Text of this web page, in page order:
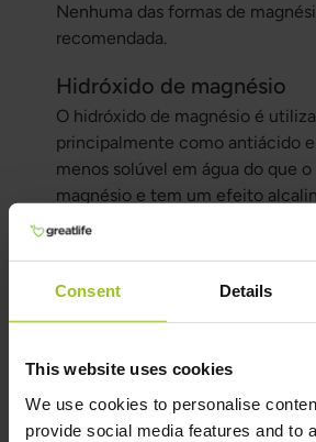
Consent Details
This website uses cookies
We use cookies to personalise
provide social media features and to
Nenhuma das formas de
recomendada.
Hidróxido de magnésio
O hidróxido de magnésio é
principalmente como antiácido e
menos solúvel em água do que
magnésio e tem um efeito
Carbonato de magnésio
comum utilizado para aumentar
magnésio e também atua como
magnésio.
Sulfato de magnésio